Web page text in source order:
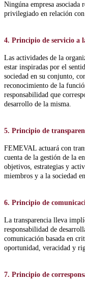
Ningúna empresa asociada
privilegiado en relación con
4. Principio de servicio a
Las actividades de la
estar inspiradas por el
sociedad en su conjunto,
reconocimiento de la
responsabilidad que
desarrollo de la misma.
5. Principio de
FEMEVAL actuará con
cuenta de la gestión de la
objetivos, estrategias y
miembros y a la sociedad
6. Principio de
La transparencia lleva
responsabilidad de
comunicación basada en
oportunidad, veracidad y
7. Principio de